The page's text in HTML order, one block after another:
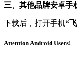
三、其他品牌安卓手
下载后，打开手机“
Attention Android Users!